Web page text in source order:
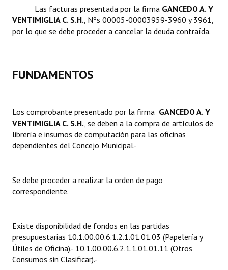
Organigrama
Informes de Gestión
Dictámenes Asesoría Letrada
Actas de Sesión
Informes de Unidad Coordinadora
Actas de Audiencias Públicas
Comunicaciones
Declaraciones
Las facturas presentada por la firma  GANCEDO A. Y
VENTIMIGLIA C. S.H., Nºs 00005-00003959-3960 y 3961,
por lo que se debe proceder a cancelar la deuda contraída.
FUNDAMENTOS
Los comprobante presentado por la firma  GANCEDO A. Y
VENTIMIGLIA C. S.H., se deben a la compra de artículos de
librería e insumos de computación para las oficinas
dependientes del Concejo Municipal.-
Se debe proceder a realizar la orden de pago
correspondiente.
Existe disponibilidad de fondos en las partidas
presupuestarias 10.1.00.00.6.1.2.1.01.01.03 (Papelería y
Útiles de Oficina).- 10.1.00.00.6.2.1.1.01.01.11 (Otros
Consumos sin Clasificar).-